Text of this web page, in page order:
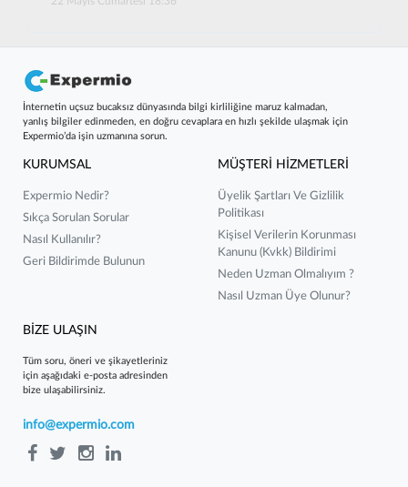
İnternetin uçsuz bucaksız dünyasında bilgi kirliliğine maruz kalmadan,
yanlış bilgiler edinmeden, en doğru cevaplara en hızlı şekilde ulaşmak için
Expermio’da işin uzmanına sorun.
KURUMSAL
Expermio Nedir?
Sıkça Sorulan Sorular
Nasıl Kullanılır?
Geri Bildirimde Bulunun
MÜŞTERİ HİZMETLERİ
Üyelik Şartları Ve Gizlilik
Politikası
Kişisel Verilerin Korunması
Kanunu (kvkk) Bildirimi
Neden Uzman Olmalıyım ?
Nasıl Uzman Üye Olunur?
BİZE ULAŞIN
Tüm soru, öneri ve şikayetleriniz
için aşağıdaki e-posta adresinden
bize ulaşabilirsiniz.
info@expermio.com